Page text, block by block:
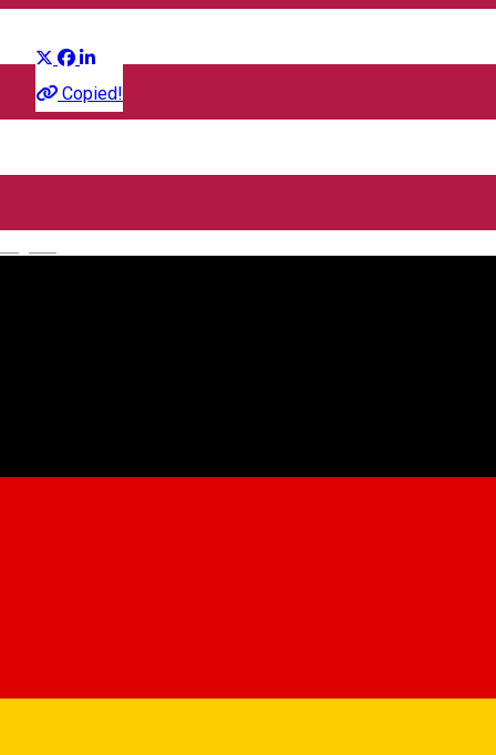
Copied!
Film
Renatta si Daniela se intorc intr-o poveste noua, plasata intr-